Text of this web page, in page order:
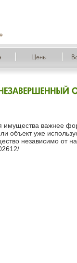
Цены
имущества важнее
объект уже
независимо от